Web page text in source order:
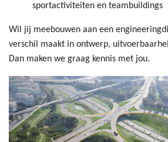
sportactiviteiten en teambuildings
Wil jij meebouwen aan een
verschil maakt in ontwerp,
Dan maken we graag kennis met jou.